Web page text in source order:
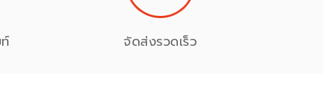
จัดส่งรวดเร็ว